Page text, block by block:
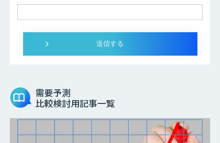
需要予測
比較検討用記事一覧